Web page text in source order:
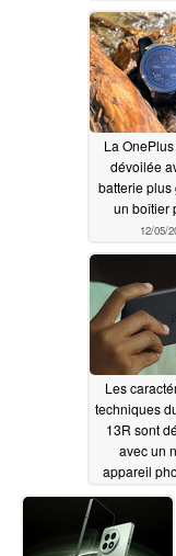
La
dévoilée
batterie plus
un boîtier
12/05/
Les
techniques
13R sont
avec un
appareil
batterie
12/04/